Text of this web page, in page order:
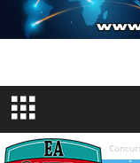
Inicio Concursos